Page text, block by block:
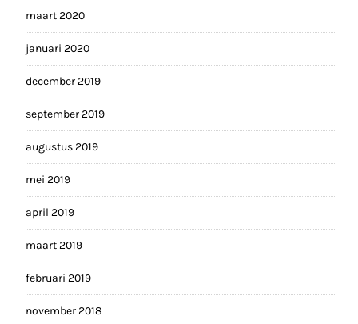
maart 2020
januari 2020
december 2019
september 2019
augustus 2019
mei 2019
april 2019
maart 2019
februari 2019
november 2018